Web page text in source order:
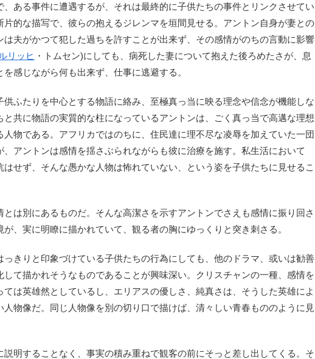
ある事件に遭遇するが、それは最終的に子供たちの事件とリンクさせてい
的な描写で、彼らの抱えるジレンマを垣間見せる。アントン自身が妻との
夫がかつて犯した過ちを許すことが出来ず、その感情がのちの言動に影響
リッヒ ・トムセン)にしても、病死した妻について抱えた後ろめたさが、息
感じながら何も出来ず、仕事に逃避する。
ふたりを中心とする物語に絡み、至極真っ当に映る理念や信念が機能しな
共に物語の実質的な柱になっているアントンは、ごく真っ当で高邁な理想
物である。アフリカではのちに、住民達に理不尽な凌辱を加えていた一団
アントンは感情を揺さぶられながらも彼に治療を施す。私生活において
せず、そんな愚かな人物は怖れていない、という姿を子供たちに見せるこ
は別にあるものだ。そんな高潔さを示すアントンでさえも感情に振り回さ
、実に明瞭に描かれていて、観る者の胸にゆっくりと突き刺さる。
きりと印象づけている子供たちの行為にしても、他のドラマ、或いは勧善
て描かれそうなものであることが興味深い。クリスチャンの一種、感情を
は英雄然としているし、エリアスの優しさ、純真さは、そうした英雄によ
物像だ。同じ人物像を別の切り口で描けば、清々しい青春もののように見
明することなく、事実の積み重ねで観客の前にそっと差し出してくる。そ